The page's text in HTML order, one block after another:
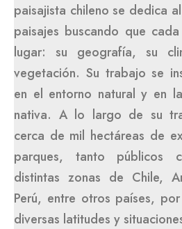
paisajista chileno se dedica
paisajes buscando que
lugar: su geografía, su
vegetación. Su trabajo se
en el entorno natural y en
nativa. A lo largo de su
cerca de mil hectáreas de
parques, tanto públicos
distintas zonas de Chile,
Perú, entre otros países,
diversas latitudes y